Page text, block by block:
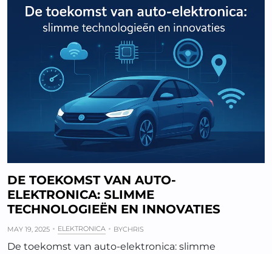
DE TOEKOMST VAN AUTO-
ELEKTRONICA: SLIMME
TECHNOLOGIEËN EN INNOVATIES
MAY 19, 2025 ELEKTRONICA BYCHRIS
De toekomst van auto-elektronica: slimme